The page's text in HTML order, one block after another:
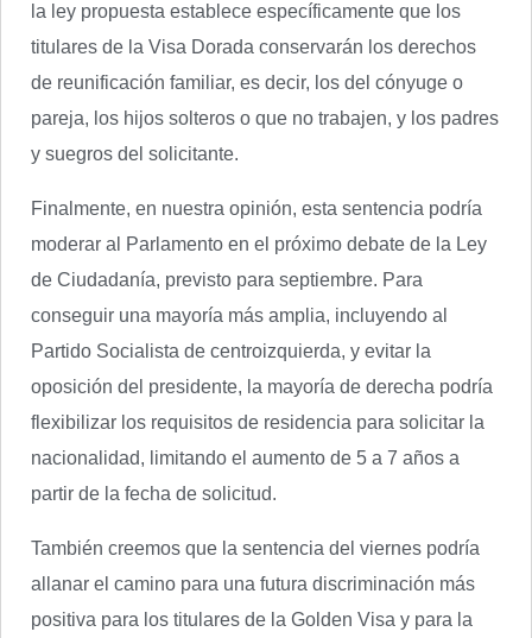
la ley propuesta establece específicamente que los
titulares de la Visa Dorada conservarán los derechos
de reunificación familiar, es decir, los del cónyuge o
pareja, los hijos solteros o que no trabajen, y los padres
y suegros del solicitante.
Finalmente, en nuestra opinión, esta sentencia podría
moderar al Parlamento en el próximo debate de la Ley
de Ciudadanía, previsto para septiembre. Para
conseguir una mayoría más amplia, incluyendo al
Partido Socialista de centroizquierda, y evitar la
oposición del presidente, la mayoría de derecha podría
flexibilizar los requisitos de residencia para solicitar la
nacionalidad, limitando el aumento de 5 a 7 años a
partir de la fecha de solicitud.
También creemos que la sentencia del viernes podría
allanar el camino para una futura discriminación más
positiva para los titulares de la Golden Visa y para la